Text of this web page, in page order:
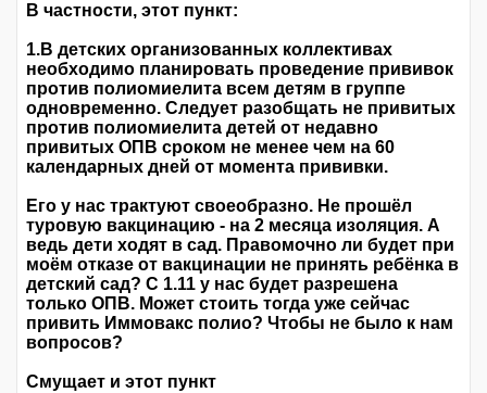
В частности, этот пункт:
1.В детских организованных коллективах
необходимо планировать проведение прививок
против полиомиелита всем детям в группе
одновременно. Следует разобщать не привитых
против полиомиелита детей от недавно
привитых ОПВ сроком не менее чем на 60
календарных дней от момента прививки.
Его у нас трактуют своеобразно. Не прошёл
туровую вакцинацию - на 2 месяца изоляция. А
ведь дети ходят в сад. Правомочно ли будет при
моём отказе от вакцинации не принять ребёнка в
детский сад? С 1.11 у нас будет разрешена
только ОПВ. Может стоить тогда уже сейчас
привить Иммовакс полио? Чтобы не было к нам
вопросов?
Смущает и этот пункт